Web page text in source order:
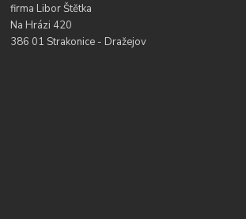
firma Libor Štětka
Na Hrázi 420
386 01 Strakonice - Dražejov